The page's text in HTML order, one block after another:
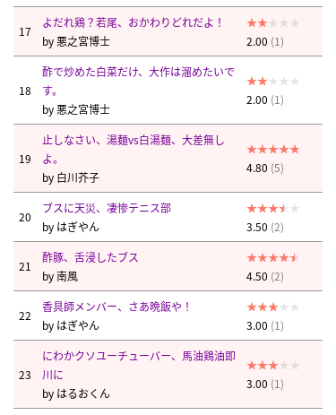
17
よだれ鶏？若尾、おかわりどれだよ！
by悪之宮博士 2.00 (1)
18
酢で炒めた白菜だけ、大作は溜めたいで
す。
by悪之宮博士
2.00 (1)
19
止しなさい、湯麺vs白湯麺、大差無し
よ。
by 白川芥子
4.80 (5)
20
ブスに天災、凄惨テニス部
by はぎやん 3.50 (2)
21
酢豚、舌浸したブス
by南風 4.50 (2)
22
香具師メンバー、さあ晩飯や！
by はぎやん 3.00 (1)
23
にわかクソユーチューバー、馬油鶏油即
川に
by はるおくん
3.00 (1)